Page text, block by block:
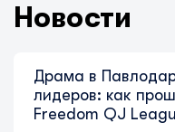
Новости
Драма в
лидеров: как
Freedom QJ